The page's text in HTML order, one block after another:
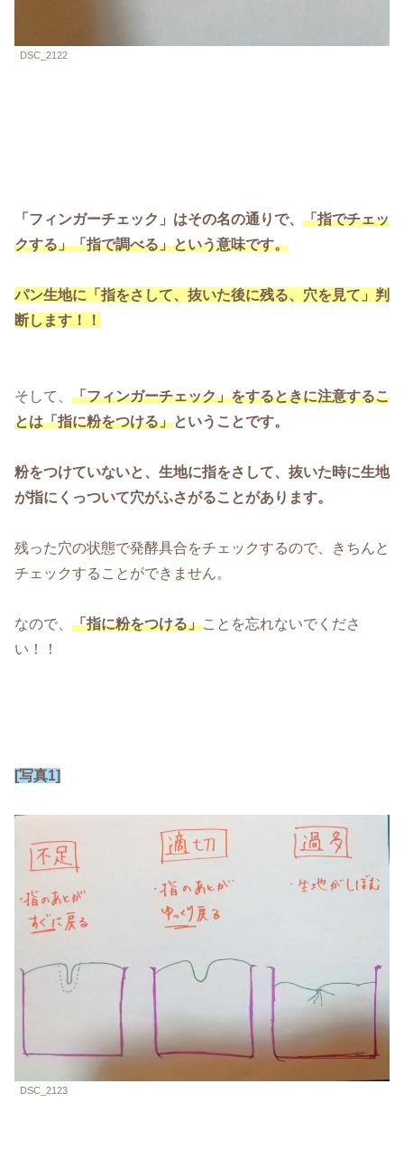
DSC_2122
「フィンガーチェック」はその名の通りで、 「指でチェッ
クする」「指で調べる」という意味です。
パン生地に「指をさして、抜いた後に残る、穴を見て」判
断します！！
そして、 「フィンガーチェック」をするときに注意するこ
とは「指に粉をつける」ということです。
粉をつけていないと、生地に指をさして、抜いた時に生地
が指にくっついて穴がふさがることがあります。
残った穴の状態で発酵具合をチェックするので、きちんと
チェックすることができません。
なので、 「指に粉をつける」ことを忘れないでくださ
い！！
[写真1]
DSC_2123